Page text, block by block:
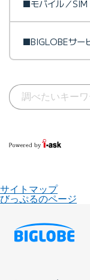
■モバイル／SIM
■BIGLOBEサー
サイトマップ
びっぷるのページ